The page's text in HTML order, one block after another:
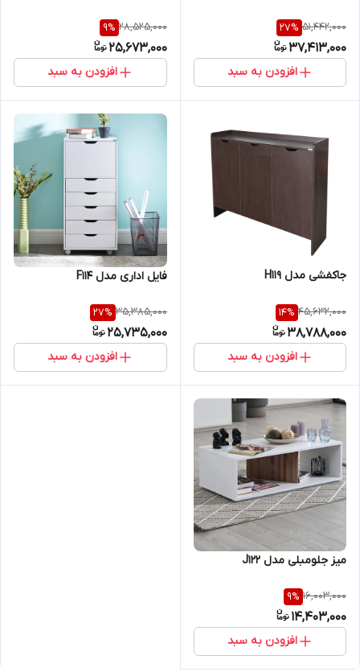
51,442,000
27%
37,413,000
افزودن به سبد
28,525,000
9%
25,673,000
افزودن به سبد
جاکفشی مدل H119
45,632,000
14%
38,788,000
افزودن به سبد
فایل اداری مدل F114
35,385,000
27%
25,735,000
افزودن به سبد
میز جلومبلی مدل J122
16,003,000
9%
14,403,000
افزودن به سبد